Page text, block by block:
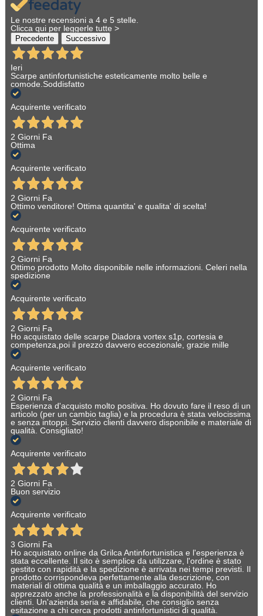
Le nostre recensioni a 4 e 5 stelle.
Clicca qui per leggerle tutte >
Precedente Successivo
Ieri
Scarpe antinfortunistiche esteticamente molto belle e
comode.Soddisfatto
Acquirente verificato
2 Giorni Fa
Ottima
Acquirente verificato
2 Giorni Fa
Ottimo venditore! Ottima quantita' e qualita' di scelta!
Acquirente verificato
2 Giorni Fa
Ottimo prodotto Molto disponibile nelle informazioni. Celeri nella
spedizione
Acquirente verificato
2 Giorni Fa
Ho acquistato delle scarpe Diadora vortex s1p, cortesia e
competenza,poi il prezzo davvero eccezionale, grazie mille
Acquirente verificato
2 Giorni Fa
Esperienza d'acquisto molto positiva. Ho dovuto fare il reso di un
articolo (per un cambio taglia) e la procedura è stata velocissima
e senza intoppi. Servizio clienti davvero disponibile e materiale di
qualità. Consigliato!
Acquirente verificato
2 Giorni Fa
Buon servizio
Acquirente verificato
3 Giorni Fa
Ho acquistato online da Grilca Antinfortunistica e l'esperienza è
stata eccellente. Il sito è semplice da utilizzare, l'ordine è stato
gestito con rapidità e la spedizione è arrivata nei tempi previsti. Il
prodotto corrispondeva perfettamente alla descrizione, con
materiali di ottima qualità e un imballaggio accurato. Ho
apprezzato anche la professionalità e la disponibilità del servizio
clienti. Un'azienda seria e affidabile, che consiglio senza
esitazione a chi cerca prodotti antinfortunistici di qualità.